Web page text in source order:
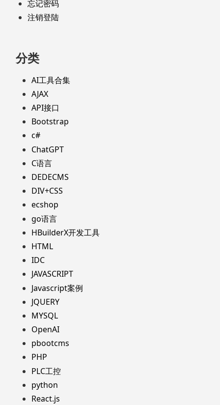
忘记密码
注销登陆
分类
AI工具合集
AJAX
API接口
Bootstrap
c#
ChatGPT
C语言
DEDECMS
DIV+CSS
ecshop
go语言
HBuilderX开发工具
HTML
IDC
JAVASCRIPT
Javascript案例
JQUERY
MYSQL
OpenAI
pbootcms
PHP
PLC工控
python
React.js